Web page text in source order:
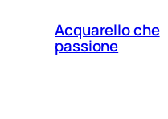
Acquarello che
passione